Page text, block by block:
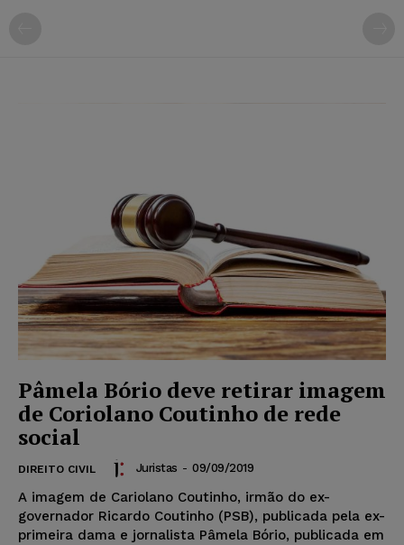
Pâmela Bório deve retirar imagem
de Coriolano Coutinho de rede
social
DIREITO CIVIL Juristas - 09/09/2019
A imagem de Cariolano Coutinho, irmão do ex-
governador Ricardo Coutinho (PSB), publicada pela ex-
primeira dama e jornalista Pâmela Bório, publicada em